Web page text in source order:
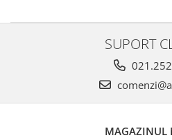
Profile luminoase
SUPORT
MAGAZINUL